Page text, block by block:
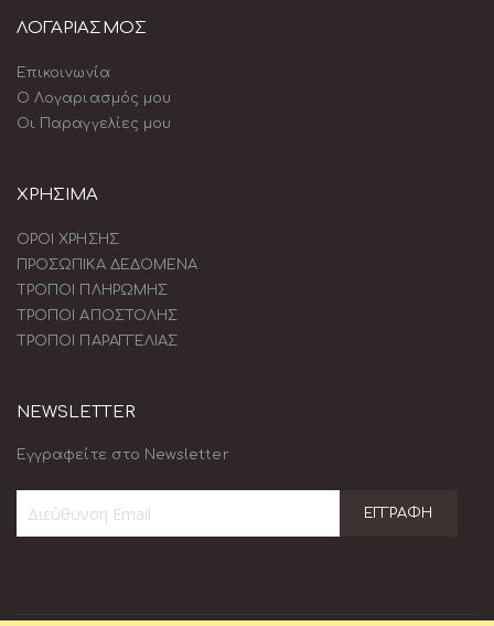
ΛΟΓΑΡΙΑΣΜΟΣ
Επικοινωνία
Ο Λογαριασμός μου
Οι Παραγγελίες μου
ΧΡΗΣΙΜΑ
ΟΡΟΙ ΧΡΗΣΗΣ
ΠΡΟΣΩΠΙΚΑ ΔΕΔΟΜΕΝΑ
ΤΡΟΠΟΙ ΠΛΗΡΩΜΗΣ
ΤΡΟΠΟΙ ΑΠΟΣΤΟΛΗΣ
ΤΡΟΠΟΙ ΠΑΡΑΓΓΕΛΙΑΣ
NEWSLETTER
Εγγραφείτε στο Newsletter
Δελτίο:
ΕΓΓΡΑΦΉ